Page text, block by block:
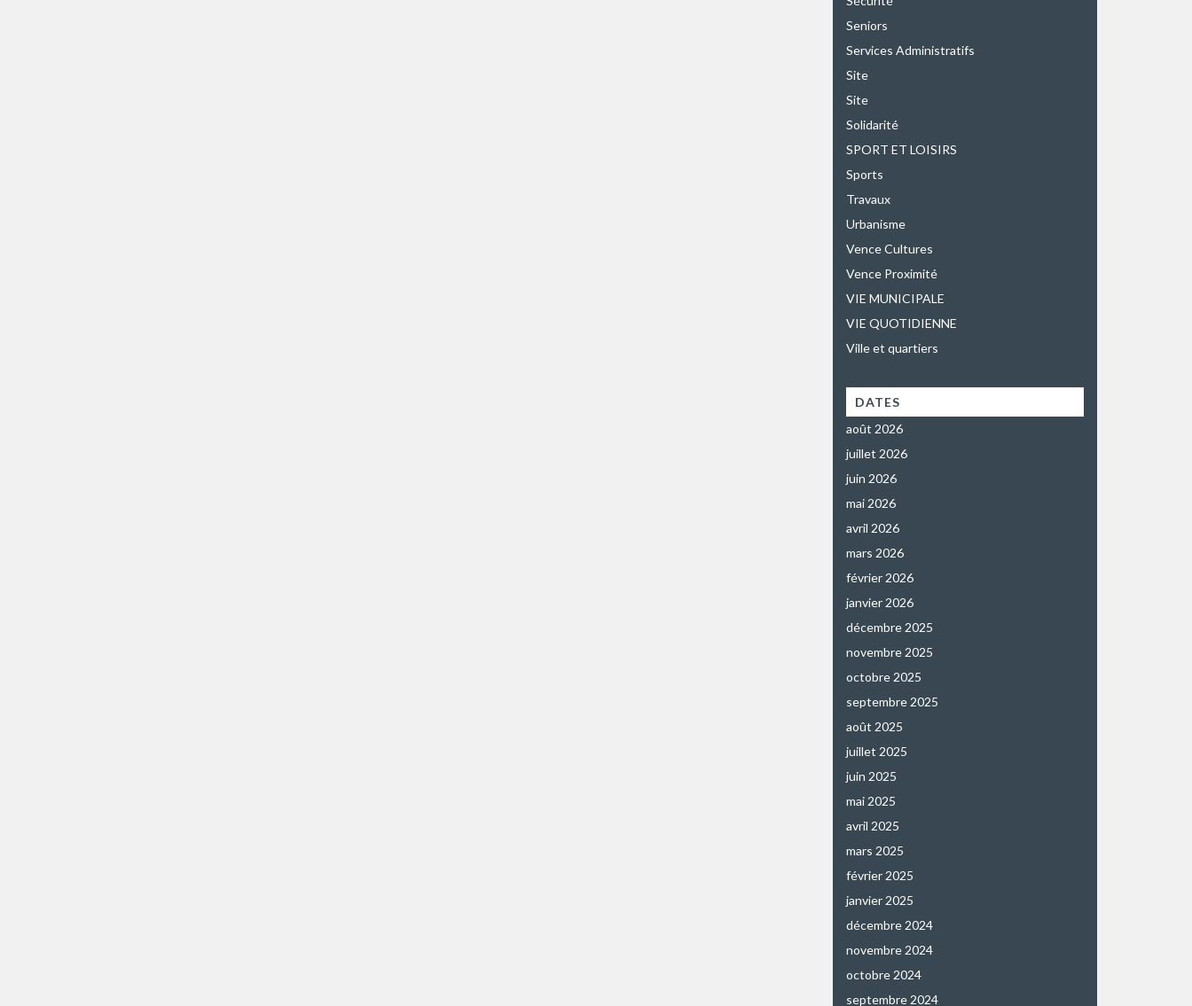
Seniors
Services Administratifs
Site
Site
Solidarité
SPORT ET LOISIRS
Sports
Travaux
Urbanisme
Vence Cultures
Vence Proximité
VIE MUNICIPALE
VIE QUOTIDIENNE
Ville et quartiers
DATES
août 2026
juillet 2026
juin 2026
mai 2026
avril 2026
mars 2026
février 2026
janvier 2026
décembre 2025
novembre 2025
octobre 2025
septembre 2025
août 2025
juillet 2025
juin 2025
mai 2025
avril 2025
mars 2025
février 2025
janvier 2025
décembre 2024
novembre 2024
octobre 2024
septembre 2024